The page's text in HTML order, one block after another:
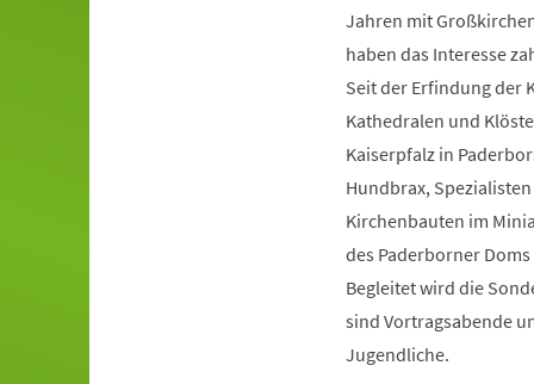
Jahren mit
haben das Interesse
Seit der Erfindung der
Kathedralen und
Kaiserpfalz in
Hundbrax,
Kirchenbauten im
des Paderborner
Begleitet wird die
sind Vortragsabende
Jugendliche.